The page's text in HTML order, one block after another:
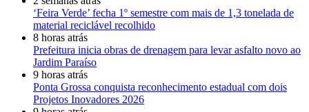
‘Feira Verde’ fecha 1º semestre com mais de 1,3 tonelada de
material reciclável recolhido
8 horas atrás
Prefeitura inicia obras de drenagem para levar asfalto novo ao
Jardim Paraíso
9 horas atrás
Ponta Grossa conquista reconhecimento estadual com dois
Projetos Inovadores 2026